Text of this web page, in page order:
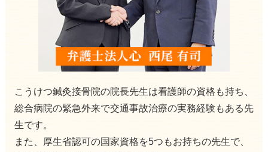
こうけつ鍼灸接骨院の院長先生は看護師の資格も持ち、
総合病院の緊急外来で交通事故治療の実務経験もある先
生です。
また、厚生省認可の国家資格を5つもお持ちの先生で、